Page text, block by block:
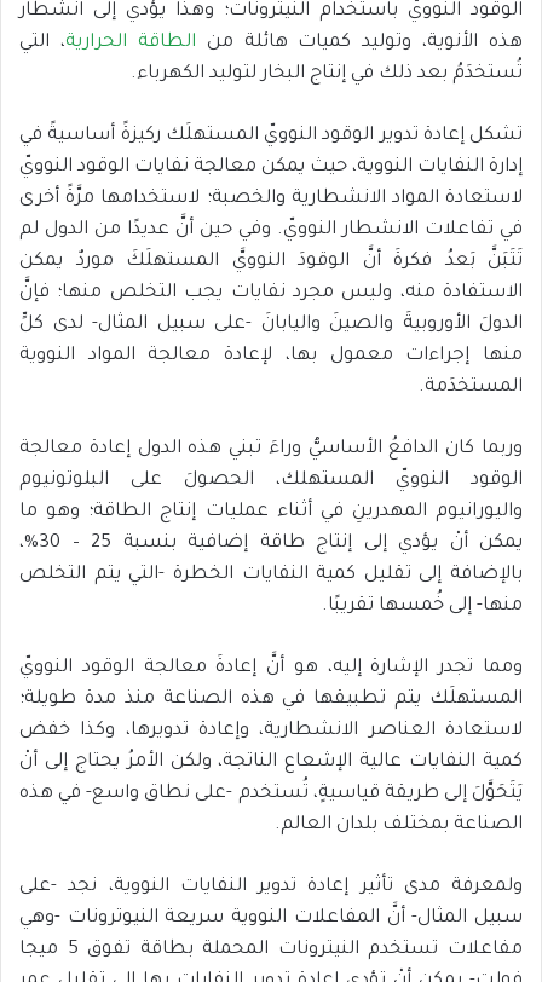
الوقود النوويّ باستخدام النيترونات؛ وهذا يؤدي إلى انشطار
هذه الأنوية، وتوليد كميات هائلة من الطاقة الحرارية، التي
تُستخدَمُ بعد ذلك في إنتاج البخار لتوليد الكهرباء.
تشكل إعادة تدوير الوقود النوويّ المستهلَك ركيزةً أساسيةً في
إدارة النفايات النووية، حيث يمكن معالجة نفايات الوقود النوويّ
لاستعادة المواد الانشطارية والخصبة؛ لاستخدامها مرَّةً أخرى
في تفاعلات الانشطار النوويّ. وفي حين أنَّ عديدًا من الدول لم
تَتَبَنَّ بَعدُ فكرةَ أنَّ الوقودَ النوويَّ المستهلَكَ موردٌ يمكن
الاستفادة منه، وليس مجرد نفايات يجب التخلص منها؛ فإنَّ
الدولَ الأوروبيةَ والصينَ واليابانَ -على سبيل المثال- لدى كلٍّ
منها إجراءات معمول بها، لإعادة معالجة المواد النووية
المستخدَمة.
وربما كان الدافعُ الأساسيُّ وراءَ تبني هذه الدول إعادة معالجة
الوقود النوويّ المستهلك، الحصولَ على البلوتونيوم
واليورانيوم المهدرينِ في أثناء عمليات إنتاج الطاقة؛ وهو ما
يمكن أنْ يؤدي إلى إنتاج طاقة إضافية بنسبة 25 – 30%،
بالإضافة إلى تقليل كمية النفايات الخطرة -التي يتم التخلص
منها- إلى خُمسها تقريبًا.
ومما تجدر الإشارة إليه، هو أنَّ إعادةَ معالجة الوقود النوويّ
المستهلَك يتم تطبيقها في هذه الصناعة منذ مدة طويلة؛
لاستعادة العناصر الانشطارية، وإعادة تدويرها، وكذا خفض
كمية النفايات عالية الإشعاع الناتجة، ولكن الأمرُ يحتاج إلى أنْ
يَتَحَوَّلَ إلى طريقة قياسيةٍ، تُستخدم -على نطاق واسع- في هذه
الصناعة بمختلف بلدان العالم.
ولمعرفة مدى تأثير إعادة تدوير النفايات النووية، نجد -على
سبيل المثال- أنَّ المفاعلات النووية سريعة النيوترونات -وهي
مفاعلات تستخدم النيترونات المحملة بطاقة تفوق 5 ميجا